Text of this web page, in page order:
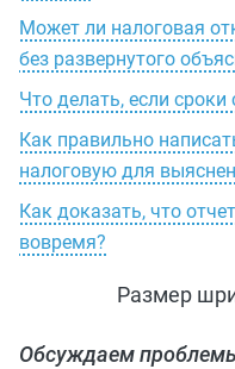
Может ли налоговая
без развернутого
Что делать, если сроки
Как правильно
налоговую для
Как доказать, что
вовремя?
Размер
Обсуждаем